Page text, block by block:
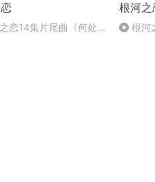
恋14集片尾曲《何处
根河之
根河